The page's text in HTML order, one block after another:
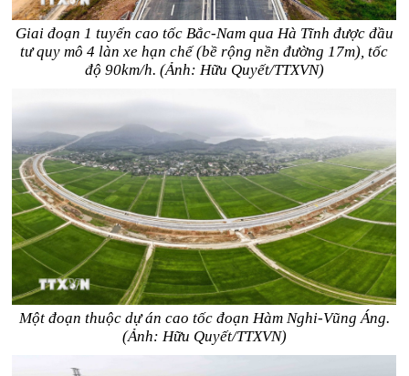
Giai đoạn 1 tuyến cao tốc Bắc-Nam qua Hà Tĩnh được đầu
tư quy mô 4 làn xe hạn chế (bề rộng nền đường 17m), tốc
độ 90km/h. (Ảnh: Hữu Quyết/TTXVN)
Một đoạn thuộc dự án cao tốc đoạn Hàm Nghi-Vũng Áng.
(Ảnh: Hữu Quyết/TTXVN)